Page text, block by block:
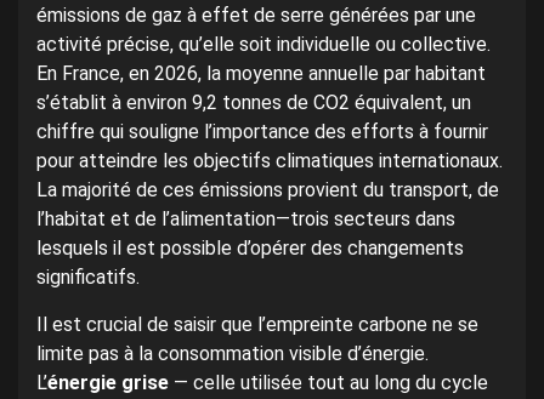
émissions de gaz à effet de serre générées par une
activité précise, qu’elle soit individuelle ou collective.
En France, en 2026, la moyenne annuelle par habitant
s’établit à environ 9,2 tonnes de CO2 équivalent, un
chiffre qui souligne l’importance des efforts à fournir
pour atteindre les objectifs climatiques internationaux.
La majorité de ces émissions provient du transport, de
l’habitat et de l’alimentation—trois secteurs dans
lesquels il est possible d’opérer des changements
significatifs.
Il est crucial de saisir que l’empreinte carbone ne se
limite pas à la consommation visible d’énergie.
L’énergie grise — celle utilisée tout au long du cycle